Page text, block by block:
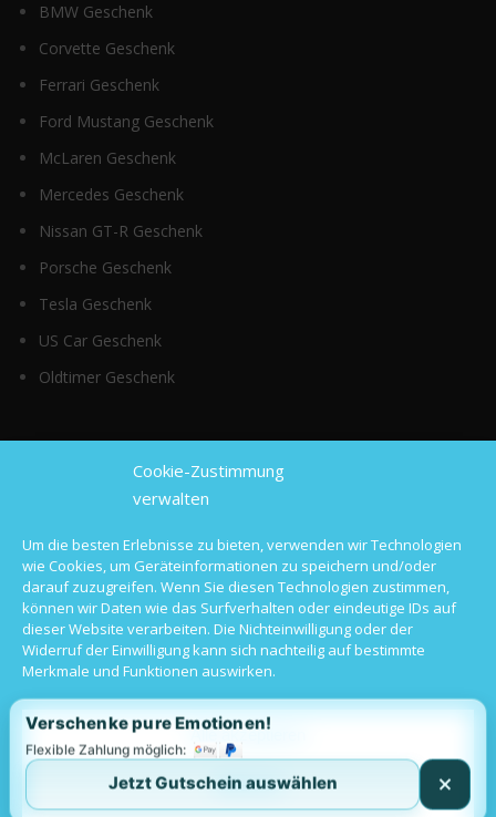
Cookie-Zustimmung
verwalten
Um die besten Erlebnisse zu bieten, verwenden wir Technologien
wie Cookies, um Geräteinformationen zu speichern und/oder
darauf zuzugreifen. Wenn Sie diesen Technologien zustimmen,
können wir Daten wie das Surfverhalten oder eindeutige IDs auf
dieser Website verarbeiten. Die Nichteinwilligung oder der
Widerruf der Einwilligung kann sich nachteilig auf bestimmte
Merkmale und Funktionen auswirken.
Alle akzeptieren
Ablehnen
BMW Geschenk
Corvette Geschenk
Ferrari Geschenk
Ford Mustang Geschenk
McLaren Geschenk
Mercedes Geschenk
Nissan GT-R Geschenk
Porsche Geschenk
Tesla Geschenk
US Car Geschenk
Oldtimer Geschenk
Top Kategorien
Sportwagen mieten
Luxusauto mieten
Hochzeitsauto mieten
Oldtimer mieten
Verschenke pure Emotionen!
Flexible Zahlung möglich:
Jetzt Gutschein auswählen